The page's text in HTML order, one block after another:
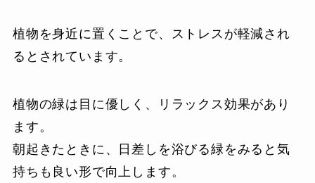
植物を身近に置くことで、ストレスが軽減され
るとされています。
植物の緑は目に優しく、リラックス効果があり
ます。
朝起きたときに、日差しを浴びる緑をみると気
持ちも良い形で向上します。